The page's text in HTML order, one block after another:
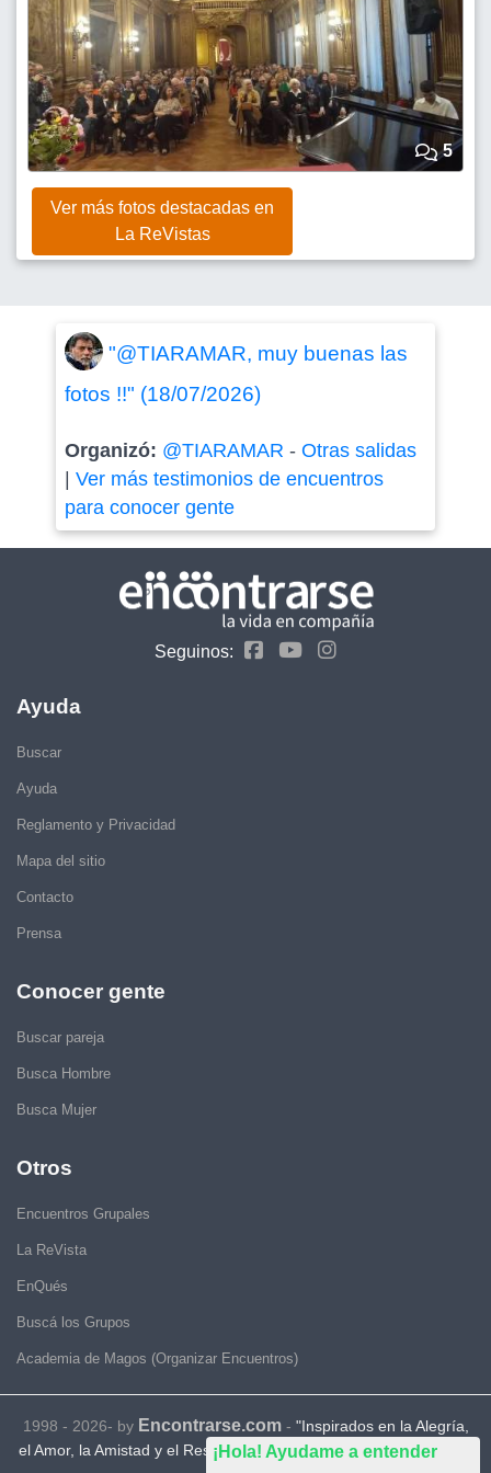
¡Hola! Ayudame a entender
5
Ver más fotos destacadas en
La ReVistas
"@TIARAMAR, muy buenas las
fotos !!" (18/07/2026)
Organizó: @TIARAMAR - Otras salidas
| Ver más testimonios de encuentros
para conocer gente
Seguinos:
Ayuda
Buscar
Ayuda
Reglamento y Privacidad
Mapa del sitio
Contacto
Prensa
Conocer gente
Buscar pareja
Busca Hombre
Busca Mujer
Otros
Encuentros Grupales
La ReVista
EnQués
Buscá los Grupos
Academia de Magos (Organizar Encuentros)
1998 - 2026- by Encontrarse.com- "Inspirados en la Alegría,
el Amor, la Amistad y el Respeto, motivamos a la gente a que sea